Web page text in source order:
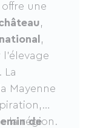
une
,
,
La
Mayenne
la région.
de